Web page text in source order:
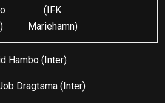
(IFK
Mariehamn)
Hambo (Inter)
Dragtsma (Inter)